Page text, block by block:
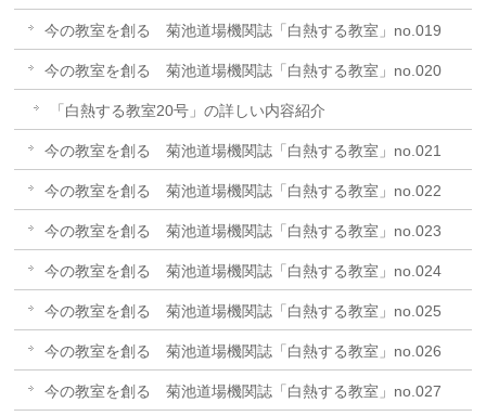
今の教室を創る 菊池道場機関誌「白熱する教室」no.019
今の教室を創る 菊池道場機関誌「白熱する教室」no.020
「白熱する教室20号」の詳しい内容紹介
今の教室を創る 菊池道場機関誌「白熱する教室」no.021
今の教室を創る 菊池道場機関誌「白熱する教室」no.022
今の教室を創る 菊池道場機関誌「白熱する教室」no.023
今の教室を創る 菊池道場機関誌「白熱する教室」no.024
今の教室を創る 菊池道場機関誌「白熱する教室」no.025
今の教室を創る 菊池道場機関誌「白熱する教室」no.026
今の教室を創る 菊池道場機関誌「白熱する教室」no.027